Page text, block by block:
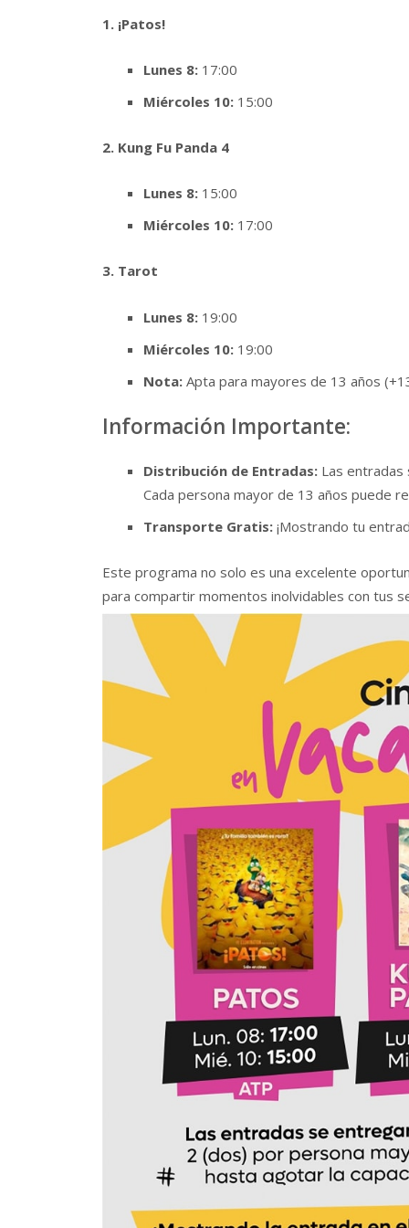
1. ¡Patos!
Lunes 8: 17:00
Miércoles 10: 15:00
2. Kung Fu Panda 4
Lunes 8: 15:00
Miércoles 10: 17:00
3. Tarot
Lunes 8: 19:00
Miércoles 10: 19:00
Nota: Apta para mayores de 13 años
Información Importante:
Distribución de Entradas: Las entradas
Cada persona mayor de 13 años puede
Transporte Gratis: ¡Mostrando tu
Este programa no solo es una excelente
para compartir momentos inolvidables con tus